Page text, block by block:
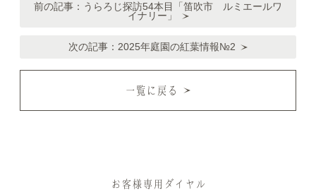
前の記事： うらろじ探訪54本目「笛吹市 ルミエールワ
イナリー」
次の記事： 2025年庭園の紅葉情報№2
一覧に戻る
お客様専用ダイヤル